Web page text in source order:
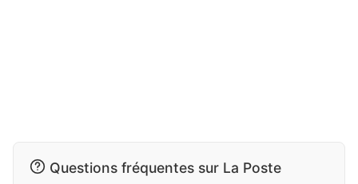
Questions fréquentes sur La Poste